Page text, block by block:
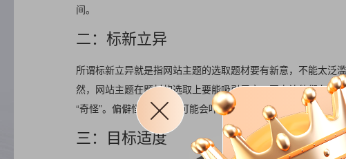
间。
二：标新立异
所谓标新立异就是指网站主题的选取题材要有新意，不能太泛
然，网站主题在题材的选取上要能吸引用户，至少让他们有耳
“奇怪”。偏僻怪异的题材可能会吓跑用户，而且很有可能会偏离
三：目标适度